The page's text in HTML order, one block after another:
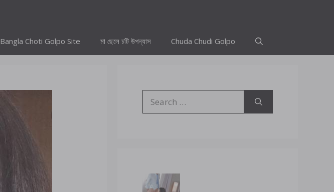
Bangla Choti Golpo Site মা ছেলে চটি উপন্যাস Chuda Chudi Golpo
for: